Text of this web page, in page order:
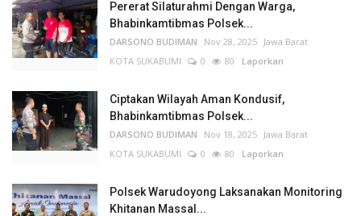
Pererat Silaturahmi Dengan Warga,
Bhabinkamtibmas Polsek...
DARSONO BUDIMAN Nov 28, 2025 Jawa Barat
KOTA SUKABUMI
0 80 Laporkan
Ciptakan Wilayah Aman Kondusif,
Bhabinkamtibmas Polsek...
DARSONO BUDIMAN Nov 18, 2025 Jawa Barat
KOTA SUKABUMI
0 80 Laporkan
Polsek Warudoyong Laksanakan Monitoring
Khitanan Massal...